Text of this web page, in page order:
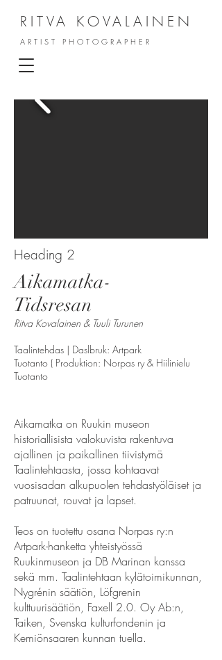
RITVA KOVALAINEN
ARTIST PHOTOGRAPHER
Heading 2
Aikamatka-
Tidsresan
Ritva Kovalainen & Tuuli Turunen
Taalintehdas | Daslbruk: Artpark
Tuotanto ( Produktion: Norpas ry & Hiilinielu
Tuotanto
Aikamatka on Ruukin museon
historiallisista valokuvista rakentuva
ajallinen ja paikallinen tiivistymä
Taalintehtaasta, jossa kohtaavat
vuosisadan alkupuolen tehdastyöläiset ja
patruunat, rouvat ja lapset.
Teos on tuotettu osana Norpas ry:n
Artpark-hanketta yhteistyössä
Ruukinmuseon ja DB Marinan kanssa
sekä mm. Taalintehtaan kylätoimikunnan,
Nygrénin säätiön, Löfgrenin
kulttuurisäätiön, Faxell 2.0. Oy Ab:n,
Taiken, Svenska kulturfondenin ja
Kemiönsaaren kunnan tuella.